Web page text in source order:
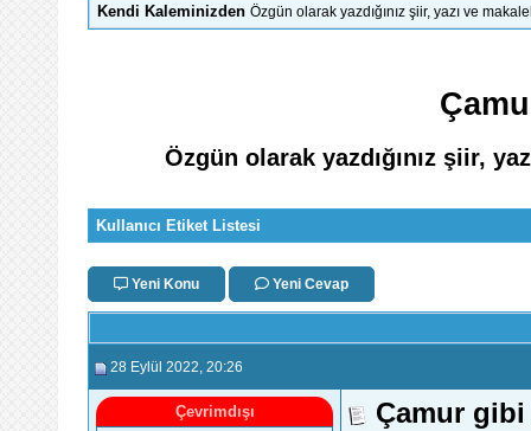
Kendi Kaleminizden Özgün olarak yazdığınız şiir, yazı ve
Özgün olarak yazdığınız şiir,
Kullanıcı Etiket Listesi
Yeni Konu Yeni Cevap
28 Eylül 2022 , 20:26
Çevrimdışı Çamur